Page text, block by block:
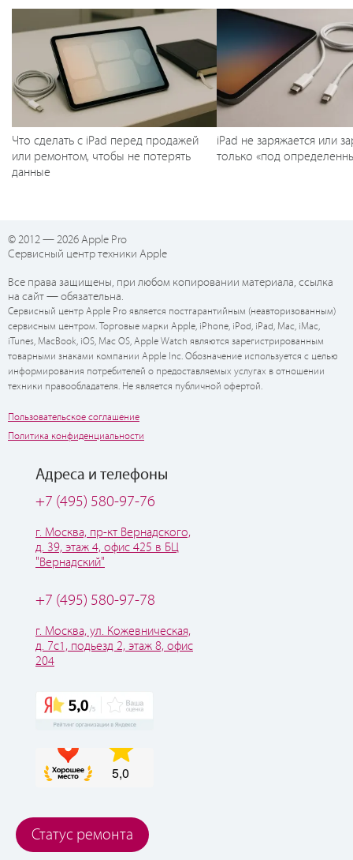
Что сделать с iPad перед продажей
или ремонтом, чтобы не потерять
данные
iPad не заряжается или
только «под
© 2012 — 2026 Apple Pro
Сервисный центр техники Apple
Все права защищены, при любом копировании материала, ссылка
на сайт — обязательна.
Сервисный центр Apple Pro является постгарантийным (неавторизованным)
сервисным центром. Торговые марки Apple, iPhone, iPod, iPad, Mac, iMac,
iTunes, MacBook, iOS, Mac OS, Apple Watch являются зарегистрированным
товарными знаками компании Apple Inc. Обозначение используется с целью
информирования потребителей о предоставляемых услугах в отношении
техники правообладателя. Не является публичной офертой.
Пользовательское соглашение
Политика конфиденциальности
Адреса и телефоны
+7 (495) 580-97-76
г. Москва, пр-кт Вернадского,
д. 39, этаж 4, офис 425 в БЦ
"Вернадский"
+7 (495) 580-97-78
г. Москва, ул. Кожевническая,
д. 7с1, подьезд 2, этаж 8, офис
204
Статус ремонта